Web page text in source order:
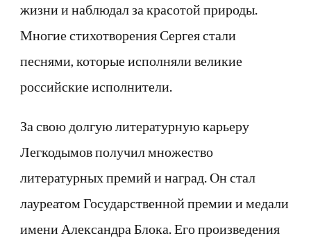
жизни и наблюдал за красотой природы.
Многие стихотворения Сергея стали
песнями, которые исполняли великие
российские исполнители.
За свою долгую литературную карьеру
Легкодымов получил множество
литературных премий и наград. Он стал
лауреатом Государственной премии и медали
имени Александра Блока. Его произведения